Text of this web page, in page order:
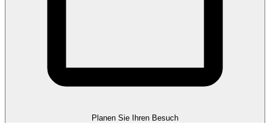
Planen Sie Ihren Besuch